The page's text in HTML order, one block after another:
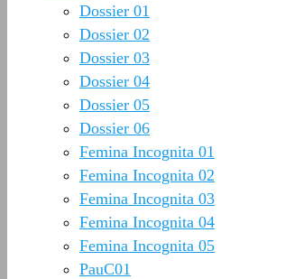
Dossier 01
Dossier 02
Dossier 03
Dossier 04
Dossier 05
Dossier 06
Femina Incognita 01
Femina Incognita 02
Femina Incognita 03
Femina Incognita 04
Femina Incognita 05
PauC01